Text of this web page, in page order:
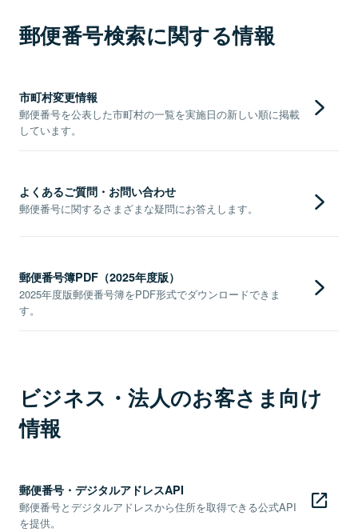
郵便番号検索に関する情報
市町村変更情報
郵便番号を公表した市町村の一覧を実施日の新しい順に掲載
しています。
よくあるご質問・お問い合わせ
郵便番号に関するさまざまな疑問にお答えします。
郵便番号簿PDF（2025年度版）
2025年度版郵便番号簿をPDF形式でダウンロードできま
す。
ビジネス・法人のお客さま向け
情報
郵便番号・デジタルアドレスAPI
郵便番号とデジタルアドレスから住所を取得できる公式API
を提供。